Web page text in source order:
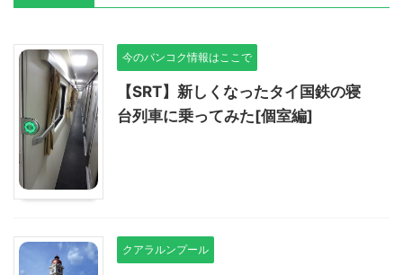
今のバンコク情報はここで
【SRT】新しくなったタイ国鉄の寝
台列車に乗ってみた[個室編]
クアラルンプール